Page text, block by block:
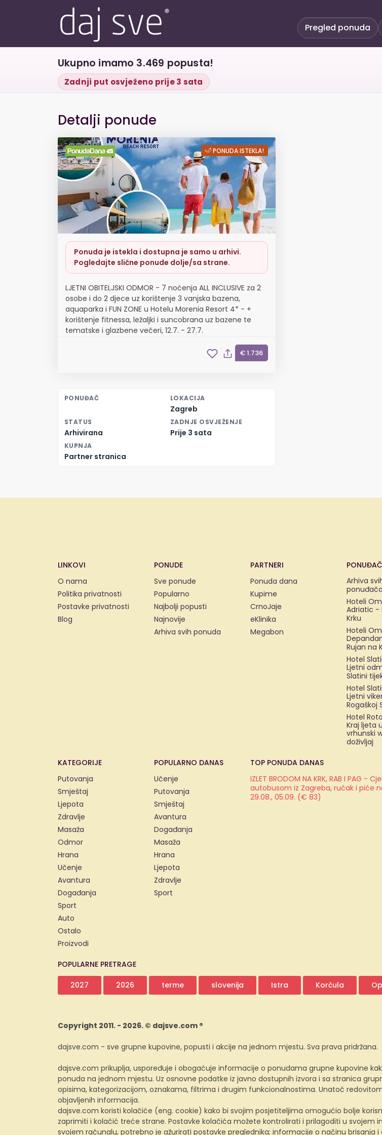
Pregled ponuda
Ukupno imamo 3.469 popusta!
Zadnji put osvježeno prije 3 sata
Detalji ponude
LJETNI OBITELJSKI ODMOR -
PONUDA ISTEKLA!
Ponuda je istekla i dostupna je samo u arhivi.
Pogledajte slične ponude dolje/sa strane.
LJETNI OBITELJSKI ODMOR - 7 noćenja ALL INCLUSIVE za 2
osobe i do 2 djece uz korištenje 3 vanjska bazena,
aquaparka i FUN ZONE u Hotelu Morenia Resort 4* - +
korištenje fitnessa, ležaljki i suncobrana uz bazene te
tematske i glazbene večeri, 12.7. - 27.7.
€ 1.736
PONUĐAČ LOKACIJA
Zagreb
STATUS
Arhivirana
ZADNJE OSVJEŽENJE
Prije 3 sata
KUPNJA
Partner stranica
LINKOVI
O nama
Politika privatnosti
Postavke privatnosti
Blog
PONUDE
Sve ponude
Popularno
Najbolji popusti
Najnovije
Arhiva svih ponuda
PARTNERI
Ponuda dana
Kupime
CrnoJaje
eKlinika
Megabon
Arhiva
ponuđača
Hoteli
Adriatic -
Krku
Hoteli
Rujan na
Hotel
Ljetni
Slatini
Hotel
Ljetni
Rogaškoj
Hotel
Kraj ljeta
vrhunski
doživljaj
KATEGORIJE
Putovanja
Smještaj
Ljepota
Zdravlje
Masaža
Odmor
Hrana
Učenje
Avantura
Događanja
Sport
Auto
Ostalo
Proizvodi
POPULARNO DANAS
Učenje
Putovanja
Smještaj
Avantura
Događanja
Masaža
Hrana
Ljepota
Zdravlje
Sport
TOP PONUDA DANAS
IZLET BRODOM NA KRK, RAB I PAG
autobusom iz Zagreba, ručak i piće
29.08., 05.09. (€ 83)
POPULARNE PRETRAGE
2027 2026 terme slovenija Istra Korčula
Copyright 2011. - 2026. © dajsve.com ®
dajsve.com - sve grupne kupovine, popusti i akcije na jednom mjestu. Sva prava pridržana.
dajsve.com prikuplja, uspoređuje i obogaćuje informacije o ponudama grupne kupovine
ponuda na jednom mjestu. Uz osnovne podatke iz javno dostupnih izvora i sa stranica
opisima, kategorizacijom, oznakama, filtrima i drugim funkcionalnostima. Unatoč
objavljenih informacija.
dajsve.com koristi kolačiće (eng. cookie) kako bi svojim posjetiteljima omogućio bolje
zaprimiti i kolačić treće strane. Postavke kolačića možete kontrolirati i prilagoditi u svojem
svojem računalu, potrebno je ažurirati postavke preglednika; informacije o načinu